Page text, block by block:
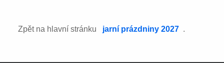
Zpět na hlavní stránku jarní prázdniny 2027 .